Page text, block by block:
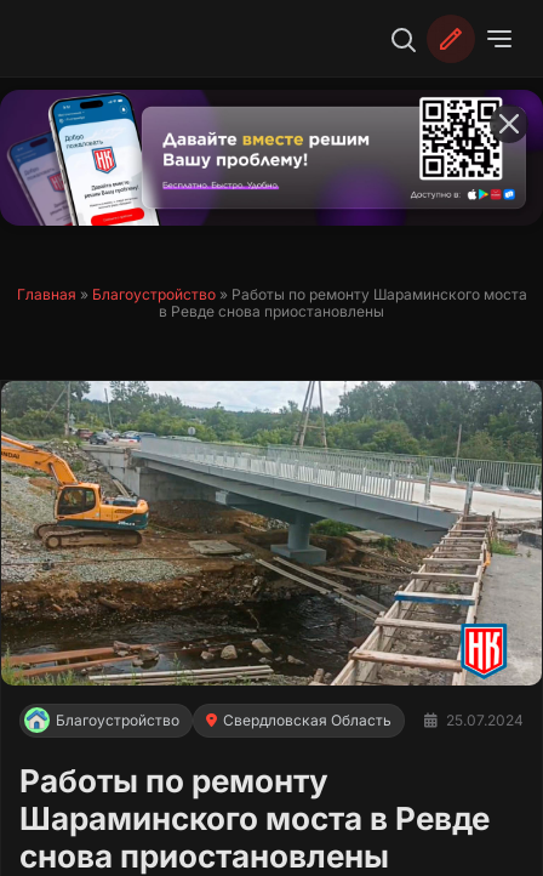
Главная » Благоустройство» Работы по ремонту Шараминского моста
в Ревде снова приостановлены
Благоустройство Свердловская Область 25.07.2024
Работы по ремонту
Шараминского моста в Ревде
снова приостановлены